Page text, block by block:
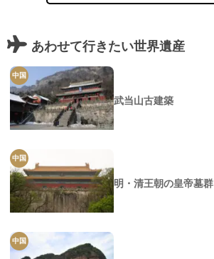
あわせて行きたい世界遺産
中国
武当山古建築
中国
明・清王朝の皇帝墓群
中国